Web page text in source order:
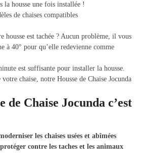
la housse une fois installée !
housse est tachée ? Aucun problème, il vous
à 40° pour qu’elle redevienne comme
est suffisante pour installer la housse.
chaise, notre Housse de Chaise Jocunda
de Chaise Jocunda c’est
les chaises usées et abîmées
contre les taches et les animaux